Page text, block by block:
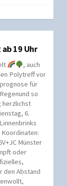
19 Uhr
, auch
Polytreff vor
für
so
herzlichst
6.
Koordinaten:
Münster
oder
den Abstand